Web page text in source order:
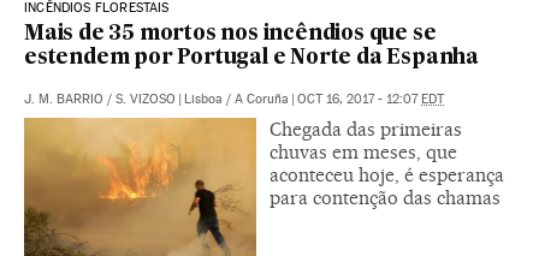
INCÊNDIOS FLORESTAIS
Mais de 35 mortos nos incêndios que se
estendem por Portugal e Norte da Espanha
J. M. BARRIO / S. VIZOSO | Lisboa / A Coruña | OCT 16, 2017 - 12:07EDT
Chegada das primeiras
chuvas em meses, que
aconteceu hoje, é esperança
para contenção das chamas